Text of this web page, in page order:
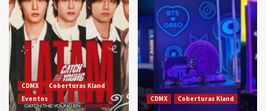
CDMX
Coberturas Kland
Eventos
CDMX Coberturas Kland